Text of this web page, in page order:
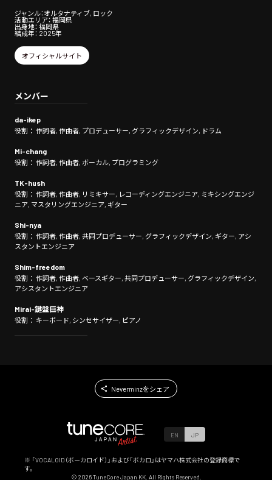
ジャンル：オルタナティブ, ロック
活動エリア： 福岡県
出身地： 福岡県
結成年： 2025年
オフィシャルサイト
メンバー
da-ikep
役割： 作詞者, 作曲者, プロデューサー, グラフィックデザイン, ドラム
Mi-chang
役割： 作詞者, 作曲者, ボーカル, プログラミング
TK-hush
役割： 作詞者, 作曲者, リミキサー, レコーディングエンジニア, ミキシングエンジ
ニア, マスタリングエンジニア, ギター
Shi-nya
役割： 作詞者, 作曲者, 共同プロデューサー, グラフィックデザイン, ギター, アシ
スタントエンジニア
Shim-freedom
役割： 作詞者, 作曲者, ベースギター, 共同プロデューサー, グラフィックデザイン,
アシスタントエンジニア
Mirai-鍵盤巨神
役割： キーボード, シンセサイザー, ピアノ
Neverminzをシェア
EN JP
※ 「VOCALOID（ボーカロイド）」および「ボカロ」はヤマハ株式会社の登録商標で
す。
© 2026TuneCore Japan KK. All Rights Reserved.